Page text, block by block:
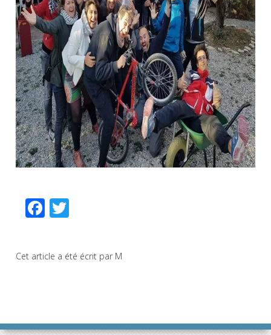
Facebook
Cet article a été écrit par M